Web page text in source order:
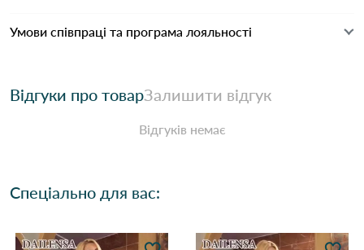
Умови співпраці та програма лояльності
Відгуки про товарЗалишити відгук
Відгуків немає
Спеціально для вас: